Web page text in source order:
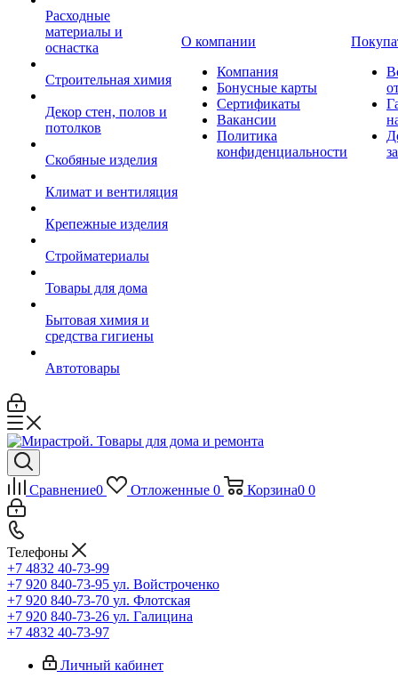
Расходные
материалы и
оснастка
Строительная химия
Декор стен, полов и
потолков
Скобяные изделия
Климат и вентиляция
Крепежные изделия
Стройматериалы
Товары для дома
Бытовая химия и
средства гигиены
Автотовары
О компании
Компания
Бонусные карты
Сертификаты
Вакансии
Политика
конфиденциальности
Сравнение0 Отложенные 0 Корзина0 0
Телефоны
+7 4832 40-73-99
+7 920 840-73-95 ул. Войстроченко
+7 920 840-73-70 ул. Флотская
+7 920 840-73-26 ул. Галицина
+7 4832 40-73-97
Личный кабинет